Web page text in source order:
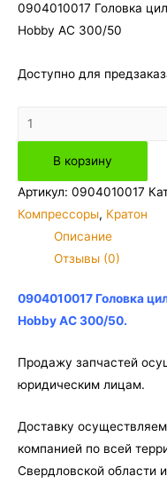
0904010017 Головка
Hobby AC 300/50
Доступно для
Количество
товара
0904010017
Головка
Hobby
AC
В корзину
Артикул: 0904010017
Компрессоры, Кратон
Описание
Отзывы (0)
0904010017 Головка
Hobby AC 300/50.
Продажу запчастей
юридическим лицам.
Доставку
компанией по всей
Свердловской области